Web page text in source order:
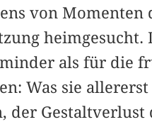
von Momenten
heimgesucht.
als für die
Was sie
der Gestaltverlust